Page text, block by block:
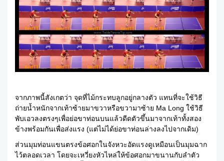
จากภาพนี้สังเกตว่า จุดที่ไม้กระทบลูกอยู่กลางตัว แทนที่จะใช้วิธี
ถ่ายน้ำหนักจากเท้าซ้ายมาขวาหรือขวามาซ้าย Ma Long ใช้วิธี
พับเอวลงตรงๆเพื่อย่อขาท่อนบนแล้วดีดตัวขึ้นมาจากเท้าทั้งสอง
ข้างพร้อมกันเพื่อส่งแรง (แต่ไม่ได้ย่อขาท่อนล่างลงไปจากเดิม)
ส่วนมุมท่อนแขนตรงข้อศอกในจังหวะอัดแรงดูเหมือนเป็นมุมฉาก
ไว้ตลอดเวลา โดยจะเหวี่ยงหัวไหล่ให้ข้อศอกมาขนานกับลำตัว